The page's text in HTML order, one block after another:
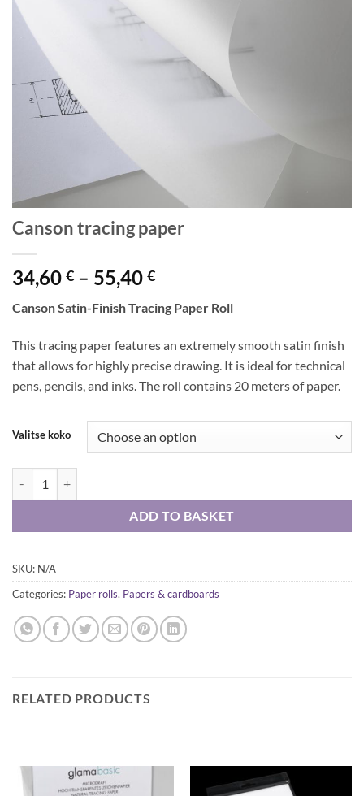
Canson tracing paper
34,60 € – 55,40 €Price
34,60 €
through
55,40 €
Canson Satin-Finish Tracing Paper Roll
This tracing paper features an extremely smooth satin finish
that allows for highly precise drawing. It is ideal for technical
pens, pencils, and inks. The roll contains 20 meters of paper.
Valitse koko
ADD TO BASKET
SKU: N/A
Categories: Paper rolls, Papers & cardboards
RELATED PRODUCTS